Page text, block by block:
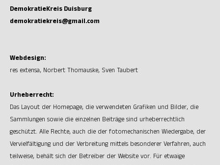
DemokratieKreis Duisburg
demokratiekreis@gmail.com
Webdesign:
res extensa, Norbert Thomauske, Sven Taubert
Urheberrecht:
Das Layout der Homepage, die verwendeten Grafiken und Bilder, die
Sammlungen sowie die einzelnen Beiträge sind urheberrechtlich
geschützt. Alle Rechte, auch die der fotomechanischen Wiedergabe, der
Vervielfältigung und der Verbreitung mittels besonderer Verfahren, auch
teilweise, behält sich der Betreiber der Website vor. Für etwaige